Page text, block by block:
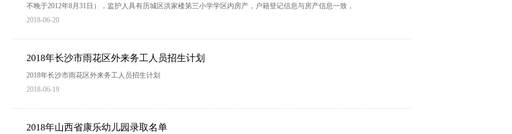
不晚于2012年8月31日），监护人具有历城区洪家楼第三小学学区内房产，户籍登记信息与房产信息一致，
2018-06-20
2018年长沙市雨花区外来务工人员招生计划
2018年长沙市雨花区外来务工人员招生计划
2018-06-19
2018年山西省康乐幼儿园录取名单